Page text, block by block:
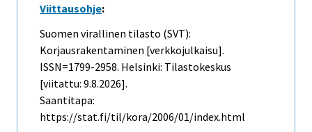
Viittausohje:
Suomen virallinen tilasto (SVT):
Korjausrakentaminen [verkkojulkaisu].
ISSN=1799-2958. Helsinki: Tilastokeskus
[viitattu: 9.8.2026].
Saantitapa:
https://stat.fi/til/kora/2006/01/index.html